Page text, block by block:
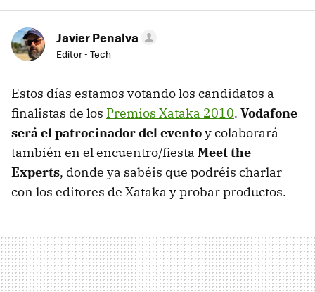
Javier Penalva
Editor - Tech
Estos días estamos votando los candidatos a
finalistas de los Premios Xataka 2010. Vodafone
será el patrocinador del eventoy colaborará
también en el encuentro/fiesta Meet the
Experts, donde ya sabéis que podréis charlar
con los editores de Xataka y probar productos.